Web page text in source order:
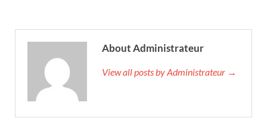
About Administrateur
View all posts by Administrateur →